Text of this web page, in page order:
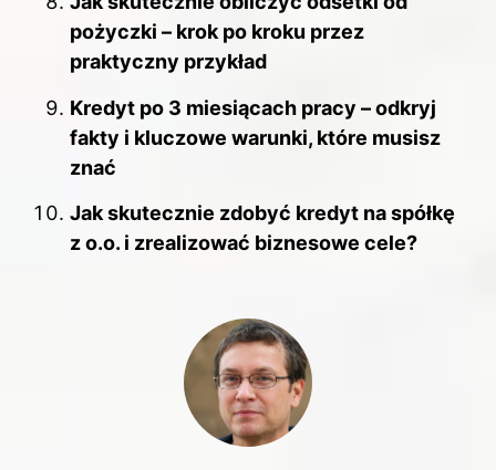
pożyczki – krok po kroku przez
praktyczny przykład
Kredyt po 3 miesiącach pracy – odkryj
fakty i kluczowe warunki, które musisz
znać
Jak skutecznie zdobyć kredyt na spółkę
z o.o. i zrealizować biznesowe cele?